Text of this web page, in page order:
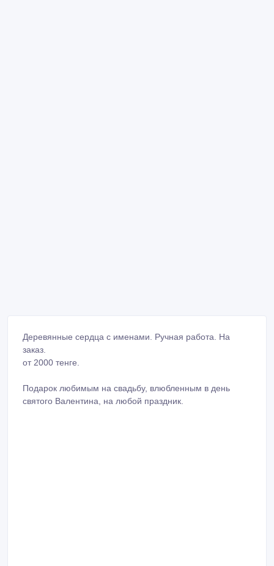
Деревянные сердца с именами. Ручная работа. На
заказ.
от 2000 тенге.
Подарок любимым на свадьбу, влюбленным в день
святого Валентина, на любой праздник.